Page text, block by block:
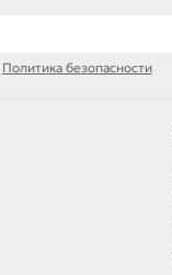
Политика безопасности